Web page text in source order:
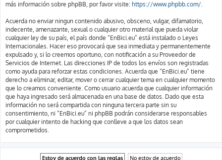
más información sobre phpBB, por favor visite: https://www.phpbb.com/.
Acuerda no enviar ningun contenido abusivo, obsceno, vulgar, difamatorio,
indecente, amenazante, sexual o cualquier otro material que pueda violar
cualquier ley de su país, el país donde “EnBici.eu” está instalado o Leyes
Internacionales. Hacer eso provocará que sea inmediata y permanentemente
expulsado y, si lo creemos oportuno, con notificación a su Proveedor de
Servicios de Internet. Las direcciones IP de todos los envíos son registradas
como ayuda para reforzar estas condiciones. Acuerda que “EnBici.eu” tiene
derecho a eliminar, editar, mover o cerrar cualquier tema en cualquier momento
que lo creamos conveniente. Como usuario acuerda que cualquier información
que haya ingresado será almacenada en una base de datos. Dado que esta
información no será compartida con ninguna tercera parte sin su
consentimiento, ni “EnBici.eu” ni phpBB podrán considerarse responsables
por cualquier intento de hacking que conlleve a que los datos sean
comprometidos.